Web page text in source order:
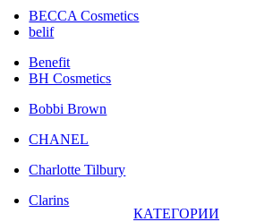
BECCA Cosmetics
belif
Benefit
BH Cosmetics
Bobbi Brown
CHANEL
Charlotte Tilbury
Clarins
КАТЕГОРИИ